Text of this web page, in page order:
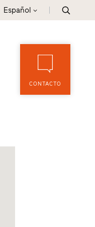
Español
CONTACTO